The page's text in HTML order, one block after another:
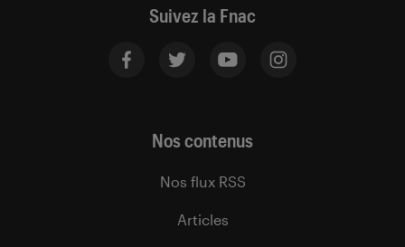
Suivez la Fnac
Nos contenus
Nos flux RSS
Articles